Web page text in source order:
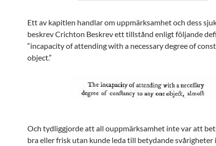
Ett av kapitlen handlar om uppmärksamhet och dess
beskrev Crichton Beskrev ett tillstånd enligt följande
“incapacity of attending with a necessary degree of
object.”
Och tydliggjorde att all ouppmärksamhet inte var att
bra eller frisk utan kunde leda till betydande svårigheter